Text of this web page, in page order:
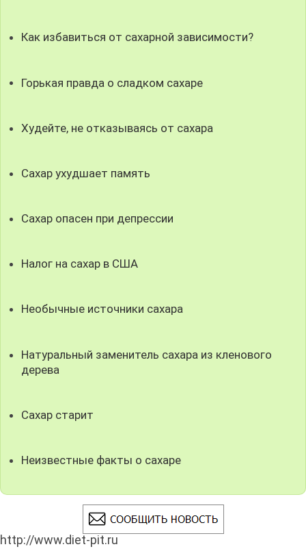
Как избавиться от сахарной зависимости?
Горькая правда о сладком сахаре
Худейте, не отказываясь от сахара
Сахар ухудшает память
Сахар опасен при депрессии
Налог на сахар в США
Необычные источники сахара
Натуральный заменитель сахара из кленового
дерева
Сахар старит
Неизвестные факты о сахаре
http://www.diet-pit.ru